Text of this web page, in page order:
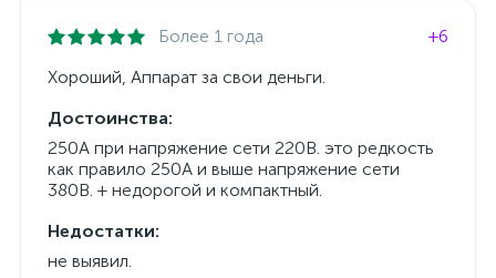
Более 1 года
+6
Хороший, Аппарат за свои деньги.
Достоинства:
250А при напряжение сети 220В. это редкость
как правило 250А и выше напряжение сети
380В. + недорогой и компактный.
Недостатки:
не выявил.